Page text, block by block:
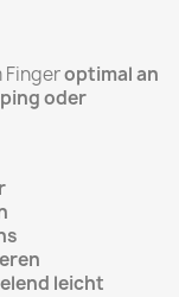
Fingeroptimal an
oder
leicht